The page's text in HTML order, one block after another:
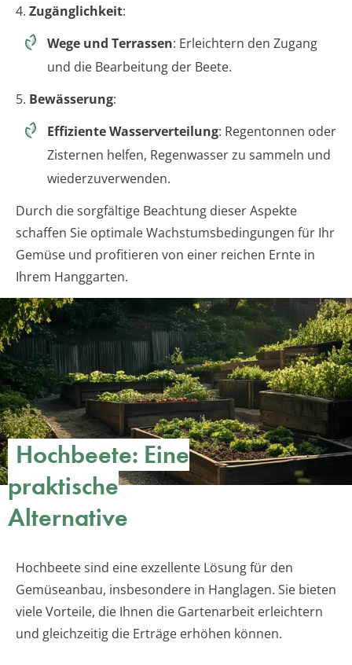
4. Zugänglichkeit:
Wege und Terrassen: Erleichtern den Zugang
und die Bearbeitung der Beete.
5. Bewässerung:
Effiziente Wasserverteilung: Regentonnen oder
Zisternen helfen, Regenwasser zu sammeln und
wiederzuverwenden.
Durch die sorgfältige Beachtung dieser Aspekte
schaffen Sie optimale Wachstumsbedingungen für Ihr
Gemüse und profitieren von einer reichen Ernte in
Ihrem Hanggarten.
Hochbeete: Eine
praktische
Alternative
Hochbeete sind eine exzellente Lösung für den
Gemüseanbau, insbesondere in Hanglagen. Sie bieten
viele Vorteile, die Ihnen die Gartenarbeit erleichtern
und gleichzeitig die Erträge erhöhen können.